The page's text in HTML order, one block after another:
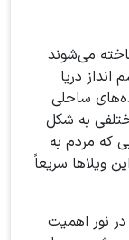
می‌شوند
دریا
ساحلی
به شکل
که مردم به
ویلاها سریعاً
نور اهمیت